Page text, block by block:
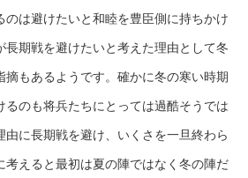
のは避けたいと和睦を豊臣側に持ちかけ
長期戦を避けたいと考えた理由として冬
摘もあるようです。確かに冬の寒い時期
るのも将兵たちにとっては過酷そうでは
由に長期戦を避け、いくさを一旦終わら
考えると最初は夏の陣ではなく冬の陣だ